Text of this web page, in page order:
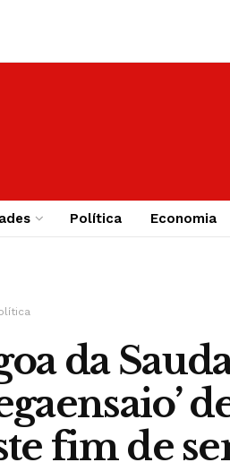
Política Economia
da
fim de